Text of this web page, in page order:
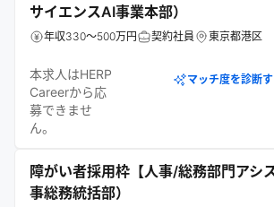
サイエンスAI事業本部）
年収330～500万円 契約社員 東京都港区
本求人はHERP
Careerから応
募できませ
ん。
マッチ度を診断
障がい者採用枠【人事/総務部門アシ
事総務統括部）